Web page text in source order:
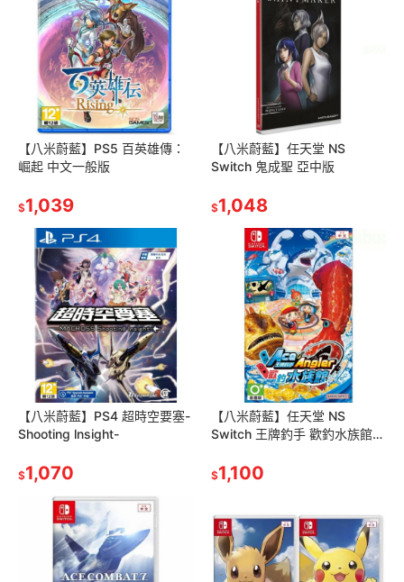
【八米蔚藍】PS5 百英雄傳：
崛起 中文一般版
$1,039
【八米蔚藍】任天堂 NS
Switch 鬼成聖 亞中版
$1,048
【八米蔚藍】PS4 超時空要塞-
Shooting lnsight-
$1,070
【八米蔚藍】任天堂 NS
Switch 王牌釣手 歡釣水族館
$1,100